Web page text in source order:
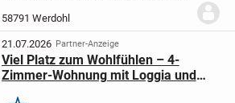
Eigentumswohnung neu anbieten zu
dürfen!Die Wohnung befindet sich in
einem der wenigen Häuser in...
58791 Werdohl
21.07.2026 Partner-Anzeige
Viel Platz zum Wohlfühlen – 4-
Zimmer-Wohnung mit Loggia und